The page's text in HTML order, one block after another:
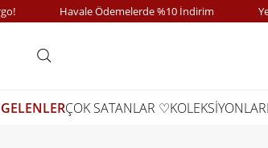
Havale Ödemelerde %10 İndirim Yeni
ÇOK SATANLAR ♡KOLEKSİYONLAR